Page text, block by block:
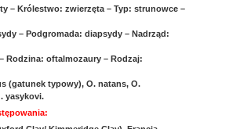
– Królestwo: zwierzęta – Typ: strunowce –
– Podgromada: diapsydy – Nadrząd:
Rodzina: oftalmozaury – Rodzaj:
(gatunek typowy), O. natans, O.
yasykovi.